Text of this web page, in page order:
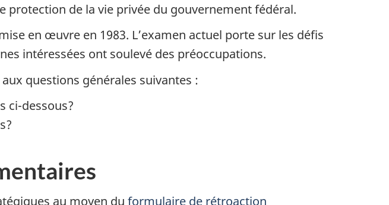
de la vie privée du gouvernement fédéral.
en œuvre en 1983. L’examen actuel porte sur les défis
intéressées ont soulevé des préoccupations.
questions générales suivantes :
ci-dessous?
au moyen du formulaire de rétroaction